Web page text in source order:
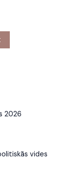
2026
vides